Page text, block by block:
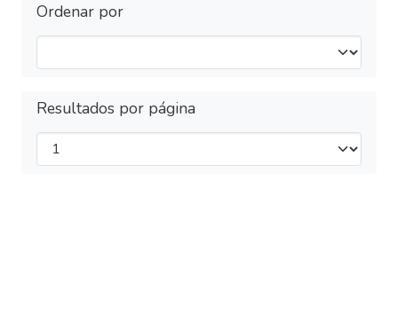
Ordenar por
Resultados por página